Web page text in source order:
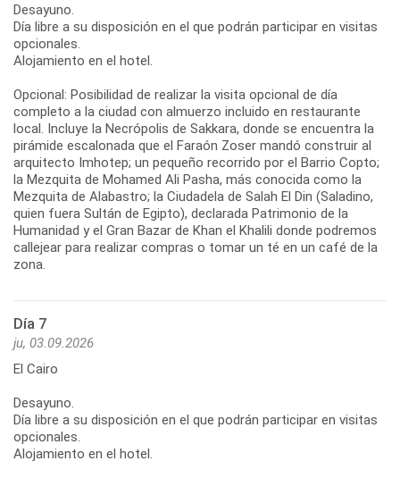
Desayuno.
Día libre a su disposición en el que podrán participar en visitas
opcionales.
Alojamiento en el hotel.
Opcional: Posibilidad de realizar la visita opcional de día
completo a la ciudad con almuerzo incluido en restaurante
local. Incluye la Necrópolis de Sakkara, donde se encuentra la
pirámide escalonada que el Faraón Zoser mandó construir al
arquitecto Imhotep; un pequeño recorrido por el Barrio Copto;
la Mezquita de Mohamed Ali Pasha, más conocida como la
Mezquita de Alabastro; la Ciudadela de Salah El Din (Saladino,
quien fuera Sultán de Egipto), declarada Patrimonio de la
Humanidad y el Gran Bazar de Khan el Khalili donde podremos
callejear para realizar compras o tomar un té en un café de la
zona.
Día 7
ju, 03.09.2026
El Cairo
Desayuno.
Día libre a su disposición en el que podrán participar en visitas
opcionales.
Alojamiento en el hotel.